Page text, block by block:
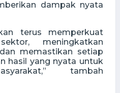
dampak nyata
terus memperkuat
meningkatkan
memastikan setiap
hasil yang nyata untuk
tambah